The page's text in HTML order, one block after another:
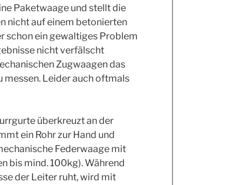
Paketwaage und stellt die
nicht auf einem betonierten
schon ein gewaltiges Problem
nicht verfälscht
Zugwaagen das
messen. Leider auch oftmals
überkreuzt an der
ein Rohr zur Hand und
Federwaage mit
bis mind. 100kg). Während
der Leiter ruht, wird mit